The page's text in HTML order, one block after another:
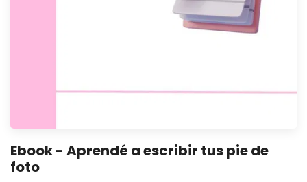
Ebook - Aprendé a escribir tus pie de
foto